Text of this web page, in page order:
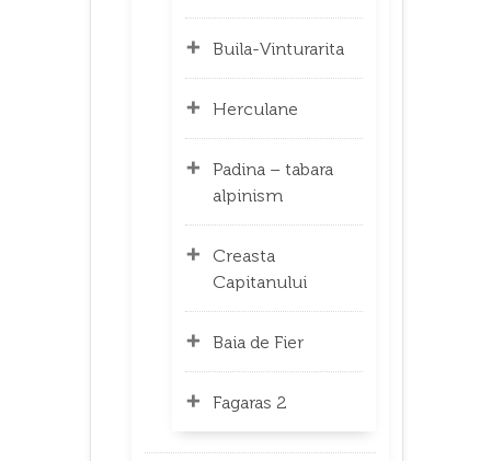
Buila-Vinturarita
Herculane
Padina – tabara
alpinism
Creasta
Capitanului
Baia de Fier
Fagaras 2